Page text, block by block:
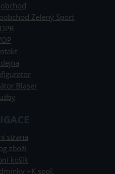
Zelený Sport
Blaser
strana
zboží
košík
+K spol.